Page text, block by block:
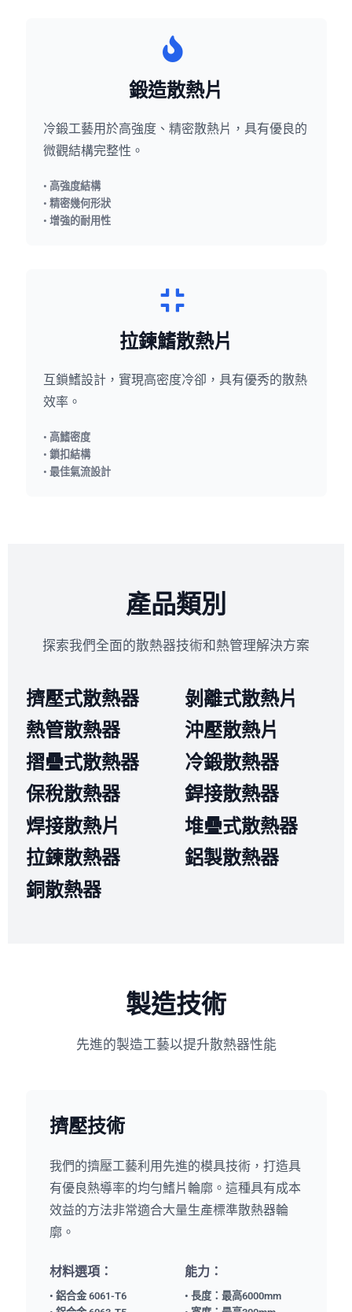
鍛造散熱片
冷鍛工藝用於高強度、精密散熱片，具有優良的
微觀結構完整性。
• 高強度結構
• 精密幾何形狀
• 增強的耐用性
拉鍊鰭散熱片
互鎖鰭設計，實現高密度冷卻，具有優秀的散熱
效率。
• 高鰭密度
• 鎖扣結構
• 最佳氣流設計
產品類別
探索我們全面的散熱器技術和熱管理解決方案
擠壓式散熱器
剝離式散熱片
熱管散熱器
沖壓散熱片
摺疊式散熱器
冷鍛散熱器
保稅散熱器
銲接散熱器
焊接散熱片
堆疊式散熱器
拉鍊散熱器
鋁製散熱器
銅散熱器
製造技術
先進的製造工藝以提升散熱器性能
擠壓技術
我們的擠壓工藝利用先進的模具技術，打造具
有優良熱導率的均勻鰭片輪廓。這種具有成本
效益的方法非常適合大量生產標準散熱器輪
廓。
材料選項：
• 鋁合金 6061-T6
能力：
• 長度：最高6000mm